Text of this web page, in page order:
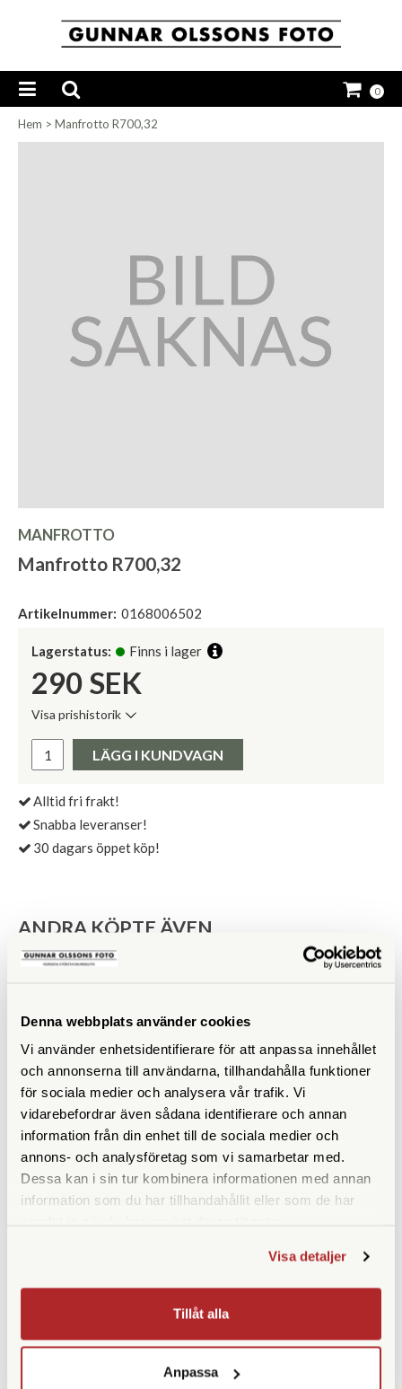
Denna webbplats använder cookies
Vi använder enhetsidentifierare för att anpassa innehållet
och annonserna till användarna, tillhandahålla funktioner
för sociala medier och analysera vår trafik. Vi
vidarebefordrar även sådana identifierare och annan
information från din enhet till de sociala medier och
annons- och analysföretag som vi samarbetar med.
Dessa kan i sin tur kombinera informationen med annan
information som du har tillhandahållit eller som de har
Visa detaljer
Tillåt alla
Anpassa
0
Hem > Manfrotto R700,32
MANFROTTO
Manfrotto R700,32
Artikelnummer: 0168006502
Lagerstatus: Finns i lager
290 SEK
Visa prishistorik
Pris:
LÄGG I KUNDVAGN
Alltid fri frakt!
Snabba leveranser!
30 dagars öppet köp!
ANDRA KÖPTE ÄVEN